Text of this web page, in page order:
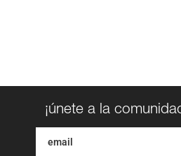
¡únete a la